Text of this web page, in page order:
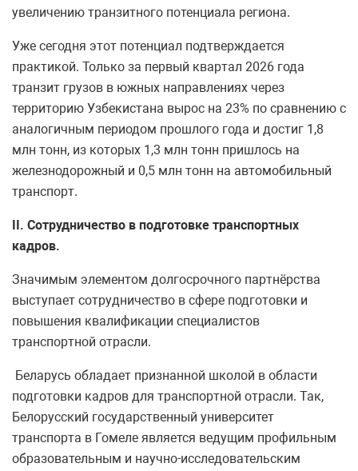
увеличению транзитного потенциала региона.
Уже сегодня этот потенциал подтверждается
практикой. Только за первый квартал 2026 года
транзит грузов в южных направлениях через
территорию Узбекистана вырос на 23% по сравнению с
аналогичным периодом прошлого года и достиг 1,8
млн тонн, из которых 1,3 млн тонн пришлось на
железнодорожный и 0,5 млн тонн на автомобильный
транспорт.
II. Сотрудничество в подготовке транспортных
кадров.
Значимым элементом долгосрочного партнёрства
выступает сотрудничество в сфере подготовки и
повышения квалификации специалистов
транспортной отрасли.
Беларусь обладает признанной школой в области
подготовки кадров для транспортной отрасли. Так,
Белорусский государственный университет
транспорта в Гомеле является ведущим профильным
образовательным и научно-исследовательским